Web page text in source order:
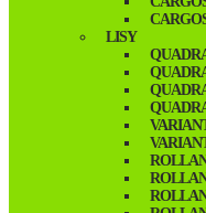
LISY